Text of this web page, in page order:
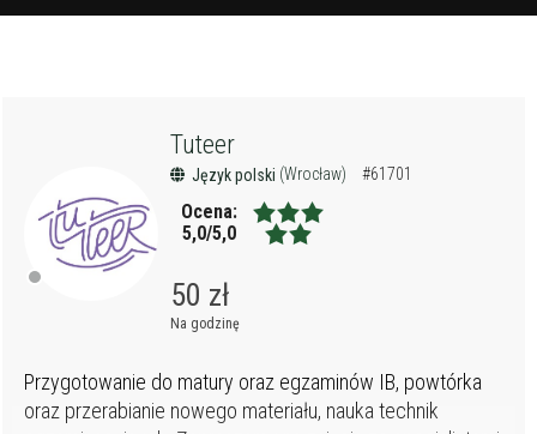
Tuteer
Język polski (Wrocław) #61701
Ocena:
5,0/5,0
50 zł
Na godzinę
Przygotowanie do matury oraz egzaminów IB, powtórka
oraz przerabianie nowego materiału, nauka technik